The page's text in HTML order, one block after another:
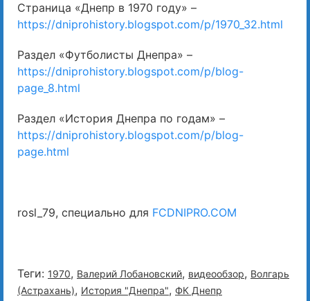
Страница «Днепр в 1970 году» –
https://dniprohistory.blogspot.com/p/1970_32.html
Раздел «Футболисты Днепра» –
https://dniprohistory.blogspot.com/p/blog-
page_8.html
Раздел «История Днепра по годам» –
https://dniprohistory.blogspot.com/p/blog-
page.html
rosl_79, специально для FCDNIPRO.COM
Теги: 1970, Валерий Лобановский, видеообзор, Волгарь
(Астрахань), История "Днепра", ФК Днепр